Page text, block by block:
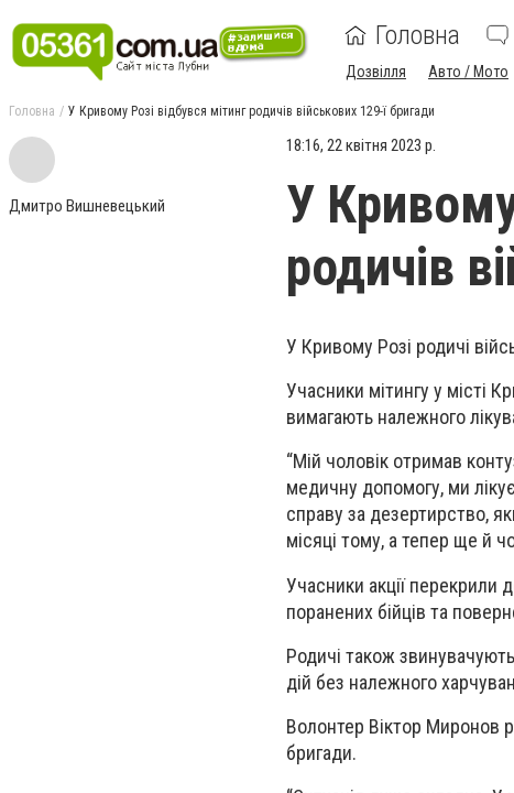
Головна
Дозвілля Авто / Мото
Головна У Кривому Розі відбувся мітинг родичів військових 129-ї бригади
Дмитро Вишневецький
18:16, 22 квітня 2023 р.
У
родичів
У Кривому Розі родичі
Учасники мітингу у місті
вимагають належного
“Мій чоловік отримав
медичну допомогу, ми
справу за дезертирство,
місяці тому, а тепер ще й
Учасники акції перекрили
поранених бійців та
Родичі також
дій без належного
Волонтер Віктор Миронов
бригади.